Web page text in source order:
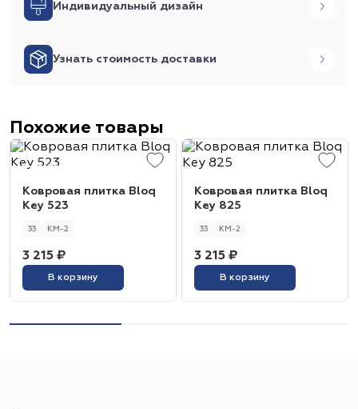
Индивидуальный дизайн
Узнать стоимость доставки
Похожие товары
Ковровая плитка Bloq
Key 523
33 КМ-2
3 215 ₽
В корзину
Ковровая плитка Bloq
Key 825
33 КМ-2
3 215 ₽
В корзину